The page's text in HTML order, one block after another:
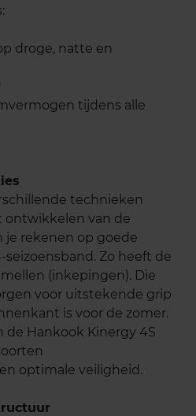
droge, natte en
tijdens alle
technieken
van de
je rekenen op goede
Zo heeft de
(inkepingen). Die
voor uitstekende grip
is voor de zomer.
de Hankook Kinergy 4S
optimale veiligheid.